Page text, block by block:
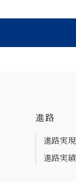
進路
進路実
進路実績